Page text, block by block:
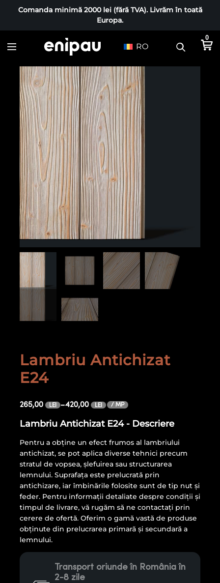
Comanda minimă 2000 lei (fără TVA). Livrăm în toată
Europa.
RO
0
Lambriu Antichizat
E24
265,00 LEI –420,00 LEI / MP
Lambriu Antichizat E24 - Descriere
Pentru a obține un efect frumos al lambriului
antichizat, se pot aplica diverse tehnici precum
stratul de vopsea, șlefuirea sau structurarea
lemnului. Suprafața este prelucrată prin
antichizare, iar îmbinările folosite sunt de tip nut și
feder. Pentru informații detaliate despre condiții și
timpul de livrare, vă rugăm să ne contactați prin
cerere de ofertă. Oferim o gamă vastă de produse
obținute din prelucrarea primară și secundară a
lemnului.
Transport oriunde în România în
2-8 zile